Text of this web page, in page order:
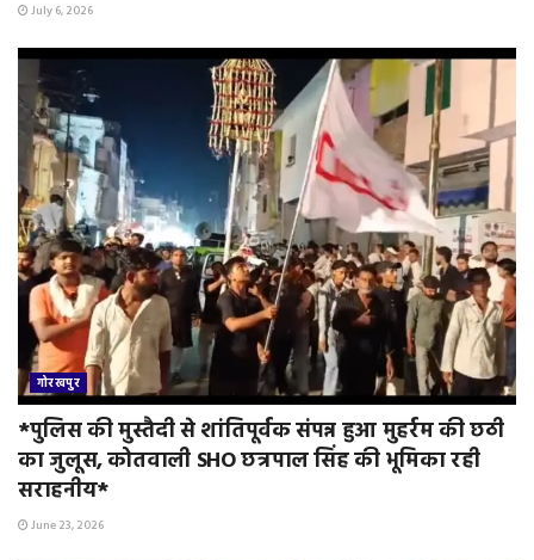
July 6, 2026
गोरखपुर
*पुलिस की मुस्तैदी से शांतिपूर्वक संपन्न हुआ मुहर्रम की छठी
का जुलूस, कोतवाली SHO छत्रपाल सिंह की भूमिका रही
सराहनीय*
June 23, 2026